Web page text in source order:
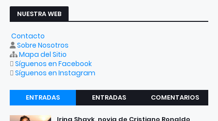
NUESTRA WEB
Contacto
Sobre Nosotros
Mapa del Sitio
Síguenos en Facebook
Síguenos en Instagram
ENTRADAS
RECIENTES
ENTRADAS
COMENTARIOS